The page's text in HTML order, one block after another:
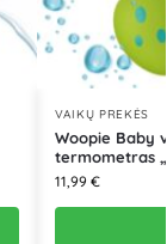
VAIKŲ PREKĖS
Woopie Baby
termometras
11,99 €